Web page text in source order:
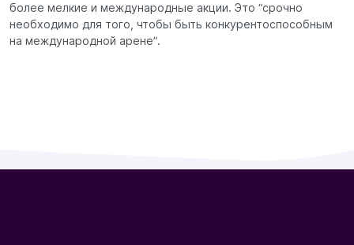
более мелкие и международные акции. Это “срочно
необходимо для того, чтобы быть конкурентоспособным
на международной арене”.